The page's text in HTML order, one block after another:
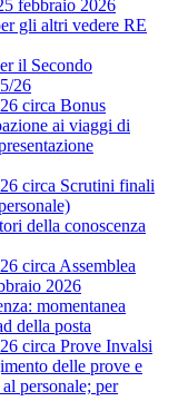
febbraio 2026
gli altri vedere RE
il Secondo
26
circa Bonus
ai viaggi di
circa Scrutini finali
della conoscenza
circa Assemblea
2026
momentanea
della posta
circa Prove Invalsi
delle prove e
personale; per